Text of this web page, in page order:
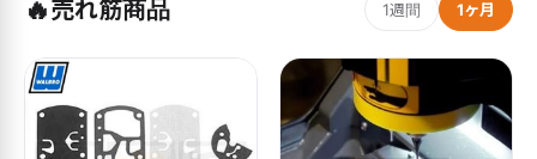
🔥売れ筋商品 1週間 1ヶ月